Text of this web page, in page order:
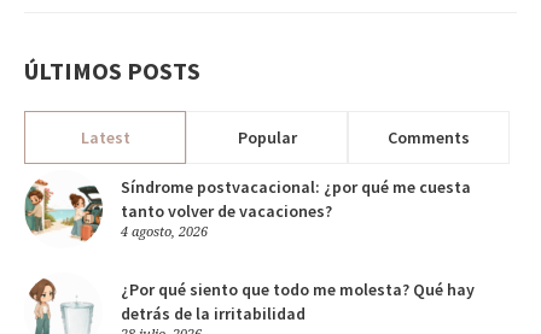
ÚLTIMOS POSTS
Latest Popular Comments
Síndrome postvacacional: ¿por qué me cuesta
tanto volver de vacaciones?
4 agosto, 2026
¿Por qué siento que todo me molesta? Qué hay
detrás de la irritabilidad